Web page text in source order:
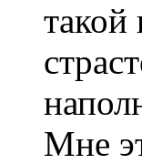
Мне